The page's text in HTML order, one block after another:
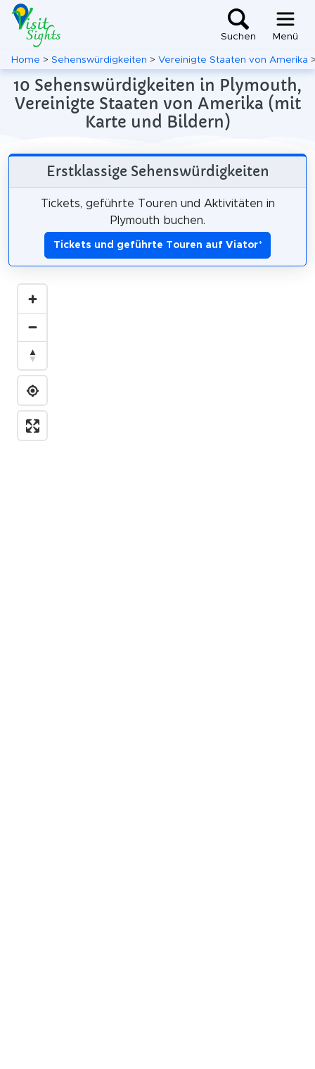
Suchen Menü
Home > Sehenswürdigkeiten > Vereinigte Staaten von Amerika
10 Sehenswürdigkeiten in Plymouth,
Vereinigte Staaten von Amerika (mit
Karte und Bildern)
Erstklassige Sehenswürdigkeiten
Tickets, geführte Touren und Aktivitäten in
Plymouth buchen.
Tickets und geführte Touren auf Viator*